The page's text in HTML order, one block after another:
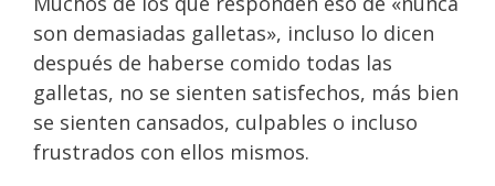
son demasiadas galletas», incluso lo dicen
después de haberse comido todas las
galletas, no se sienten satisfechos, más bien
se sienten cansados, culpables o incluso
frustrados con ellos mismos.